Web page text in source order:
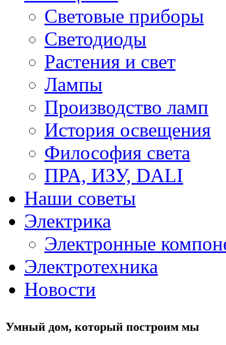
Световые приборы
Светодиоды
Растения и свет
Лампы
Производство ламп
История освещения
Философия света
ПРА, ИЗУ, DALI
Наши советы
Электрика
Электронные
Электротехника
Новости
Умный дом, который построим мы